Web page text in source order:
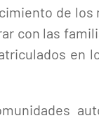
de
con las
en